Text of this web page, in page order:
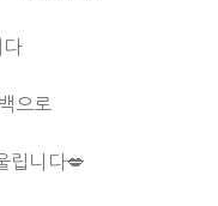
다
으로
립니다💋